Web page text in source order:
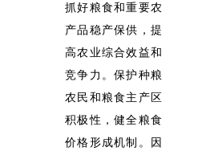
抓好粮食和重要农
产品稳产保供，提
高农业综合效益和
竞争力。保护种粮
农民和粮食主产区
积极性，健全粮食
价格形成机制。因